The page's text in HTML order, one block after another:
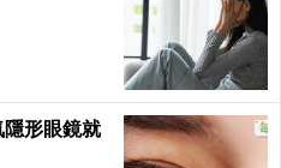
形眼鏡就